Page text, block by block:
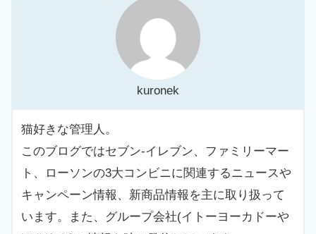
kuronek
猫好きな管理人。
このブログではセブン-イレブン、ファミリーマー
ト、ローソンの3大コンビニに関連するニュースや
キャンペーン情報、新商品情報を主に取り扱って
います。また、グループ会社(イトーヨーカドーや